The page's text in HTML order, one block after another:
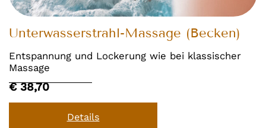
Unterwasserstrahl-Massage (Becken)
Entspannung und Lockerung wie bei klassischer
Massage
€ 38,70
Details